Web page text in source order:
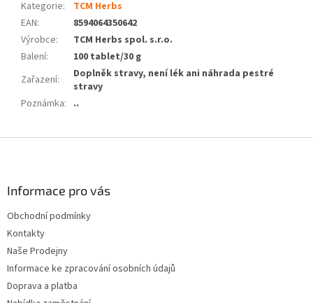
Kategorie:
TCM Herbs
EAN:
8594064350642
Výrobce:
TCM Herbs spol. s.r.o.
Balení:
100 tablet/30 g
Zařazení:
Doplněk stravy, není lék ani náhrada pestré
stravy
Poznámka: ..
Informace pro vás
Obchodní podmínky
Kontakty
Naše Prodejny
Informace ke zpracování osobních údajů
Doprava a platba